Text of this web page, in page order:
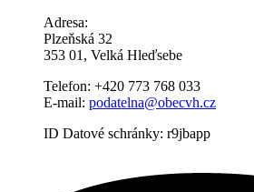
Adresa:
Plzeňská 32
353 01, Velká Hleďsebe
Telefon: +420 773 768 033
E-mail: podatelna@obecvh.cz
ID Datové schránky: r9jbapp